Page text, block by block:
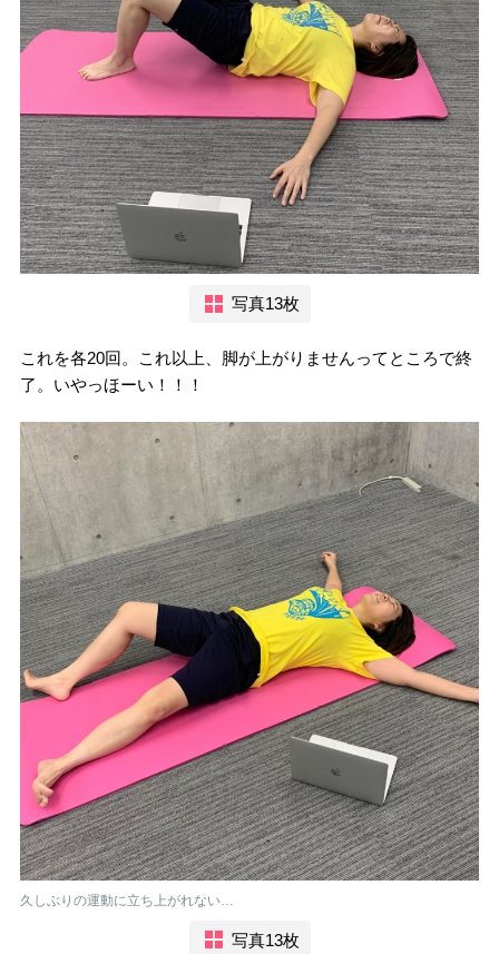
写真13枚
これを各20回。これ以上、脚が上がりませんってところで終
了。いやっほーい！！！
久しぶりの運動に立ち上がれない…
写真13枚